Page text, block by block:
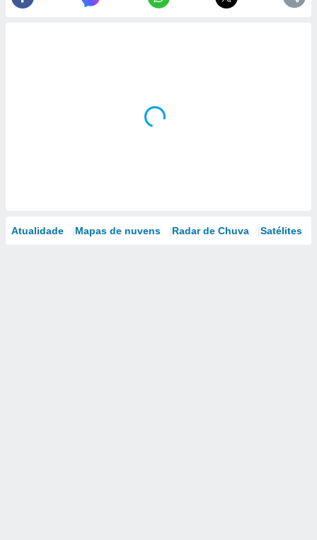
Atualidade Mapas de nuvens Radar de Chuva Satélites